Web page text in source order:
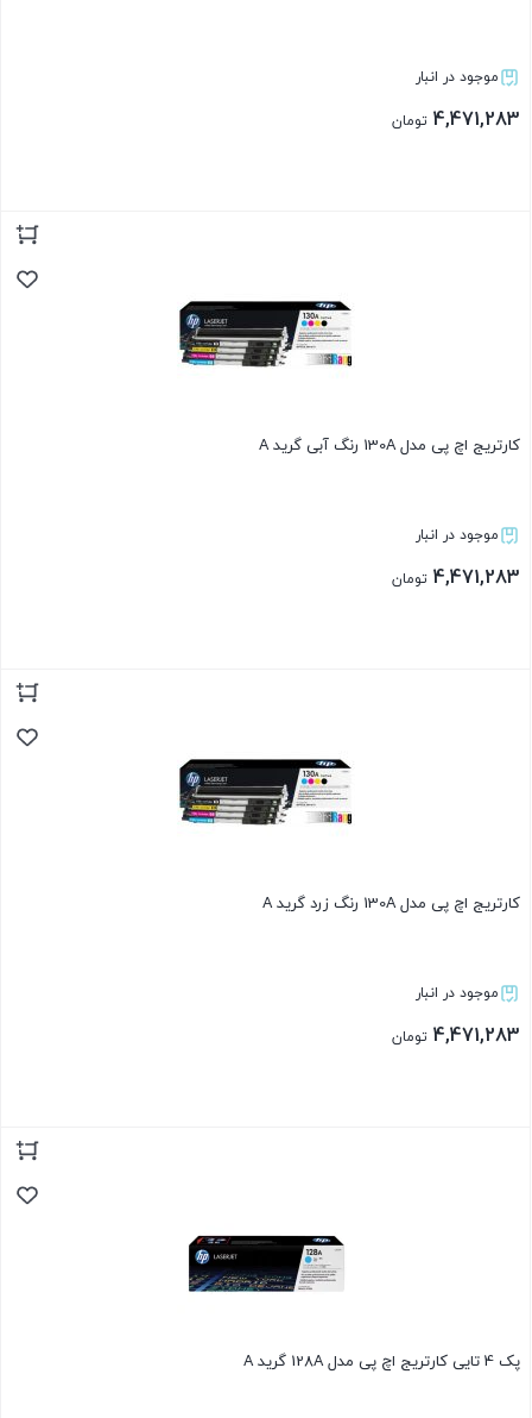
موجود در انبار
4,471,283 تومان
کارتریج اچ پی مدل 130A رنگ آبی گرید A
موجود در انبار
4,471,283 تومان
کارتریج اچ پی مدل 130A رنگ زرد گرید A
موجود در انبار
4,471,283 تومان
پک 4 تایی کارتریج اچ پی مدل 128A گرید A